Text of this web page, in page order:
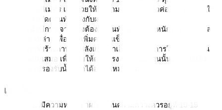
เซนติเมตร เพื่อช่วยให้มีความแข็งแรง แล้วค่อยทำทับหลัง ใช้
เพื่อยึดคานทับหลังกับผนัง
เมื่อมีการเจาะผนังต้องมีคานทับหลังรับน้ำหนักทั้งด้านบนและ
ด้านล่าง เพื่อช่วยเพิ่มความแข็งแรง
การสร้างคานทับหลังและเสาเอ็นจะต้องมีการใส่หินเป็นส่วน
ผสมเสมอ เพื่อช่วยให้ตัวโครงสร้างของบ้านนั้นมีความแข็ง
แรง รองรับน้ำหนักได้อย่างเหมาะสม
เสาเอ็น
ต้องมีความหนาเท่าผนัง ส่วนความกว้างควรอยู่ที่ 10-15